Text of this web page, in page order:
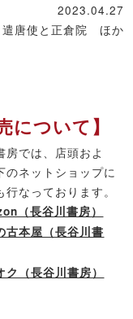
2023.04.27
遣唐使と正倉院 ほか
について】
房では、店頭およ
のネットショップに
行なっております。
（長谷川書房）
古本屋（長谷川書
ク（長谷川書房）